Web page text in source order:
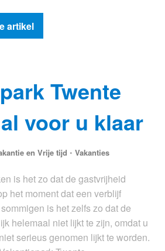
artikel
Twente
voor u klaar
en Vrije tijd • Vakanties
is het zo dat de gastvrijheid
het moment dat een verblijf
is het zelfs zo dat de
helemaal niet lijkt te zijn, omdat u
serieus genomen lijkt te worden.